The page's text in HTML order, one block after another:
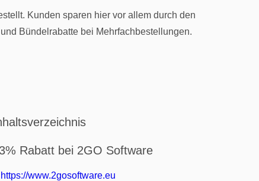
Kunden sparen hier vor allem durch den
Bündelrabatte bei Mehrfachbestellungen.
Rabatt bei 2GO Software
https://www.2gosoftware.eu